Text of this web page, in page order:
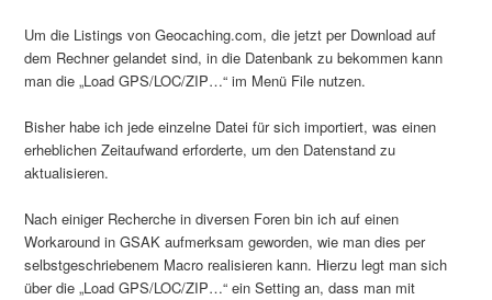
Um die Listings von Geocaching.com, die jetzt per Download auf
dem Rechner gelandet sind, in die Datenbank zu bekommen kann
man die „Load GPS/LOC/ZIP…“ im Menü File nutzen.
Bisher habe ich jede einzelne Datei für sich importiert, was einen
erheblichen Zeitaufwand erforderte, um den Datenstand zu
aktualisieren.
Nach einiger Recherche in diversen Foren bin ich auf einen
Workaround in GSAK aufmerksam geworden, wie man dies per
selbstgeschriebenem Macro realisieren kann. Hierzu legt man sich
über die „Load GPS/LOC/ZIP…“ ein Setting an, dass man mit